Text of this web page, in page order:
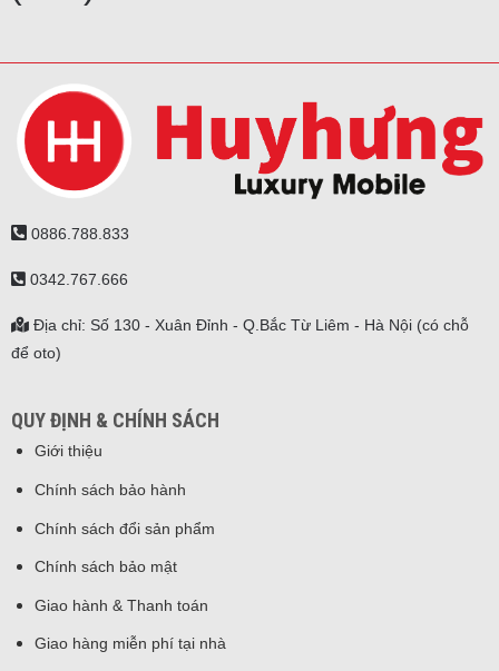
0886.788.833
0342.767.666
Địa chỉ: Số 130 - Xuân Đỉnh - Q.Bắc Từ Liêm - Hà Nội (có chỗ
để oto)
QUY ĐỊNH & CHÍNH SÁCH
Giới thiệu
Chính sách bảo hành
Chính sách đổi sản phẩm
Chính sách bảo mật
Giao hành & Thanh toán
Giao hàng miễn phí tại nhà